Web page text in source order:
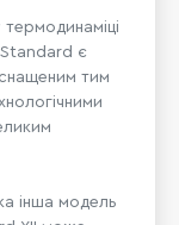
є
тим
інша модель